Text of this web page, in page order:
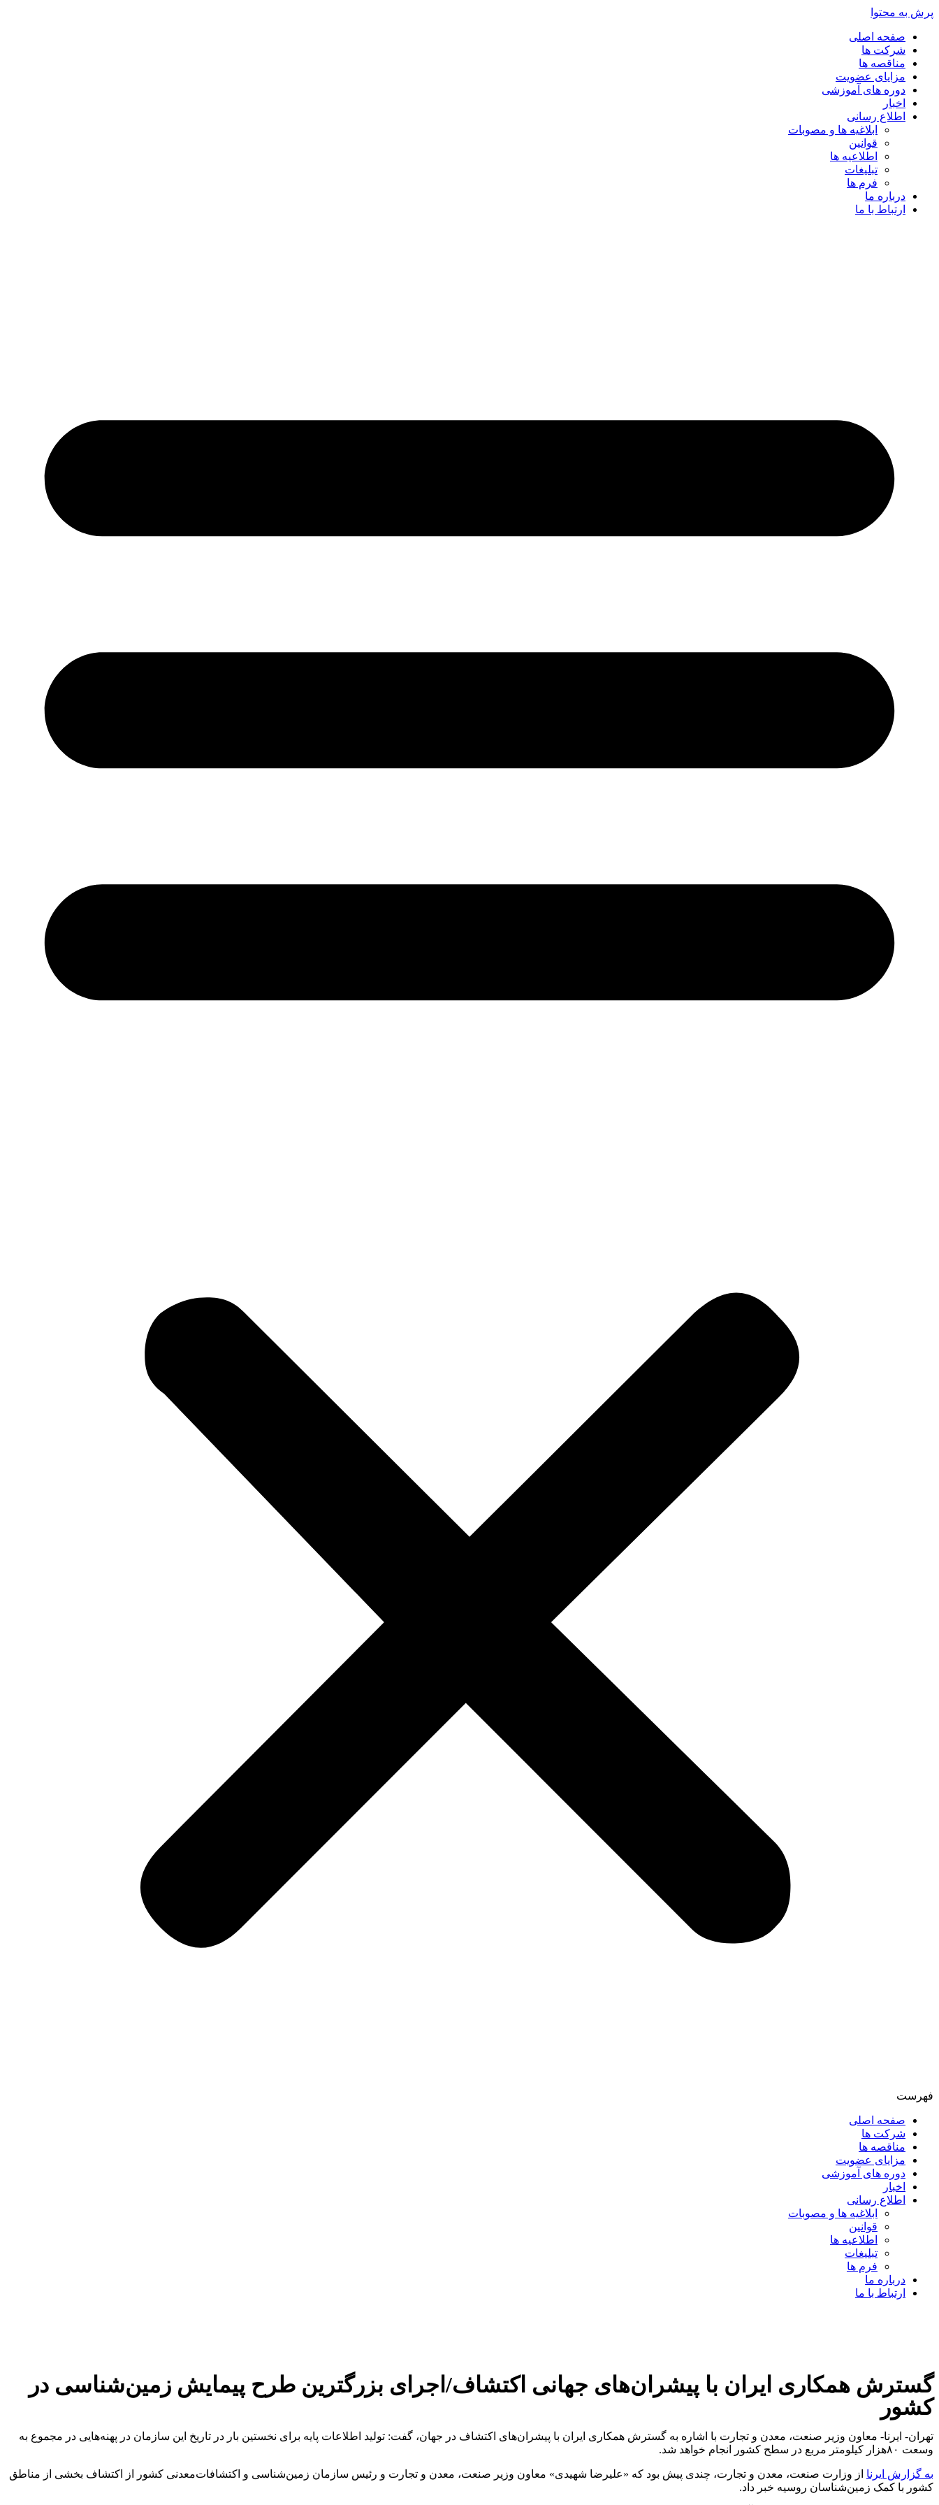
پرش به محتوا
صفحه اصلی
شرکت ها
مناقصه ها
مزایای عضویت
دوره های آموزشی
اخبار
اطلاع رسانی
ابلاغیه ها و مصوبات
قوانین
اطلاعیه ها
تبلیغات
فرم ها
درباره ما
ارتباط با ما
فهرست
صفحه اصلی
شرکت ها
مناقصه ها
مزایای عضویت
دوره های آموزشی
اخبار
اطلاع رسانی
ابلاغیه ها و مصوبات
قوانین
اطلاعیه ها
تبلیغات
فرم ها
درباره ما
ارتباط با ما
گسترش همکاری ایران با پیشران‌های جهانی اکتشاف/اجرای بزرگترین طرح پیمایش زمین‌شناسی در
کشور
تهران- ایرنا- معاون وزیر صنعت، معدن و تجارت با اشاره به گسترش همکاری ایران با پیشران‌های اکتشاف در جهان، گفت: تولید اطلاعات پایه برای نخستین بار در تاریخ این سازمان در پهنه‌هایی در مجموع به
وسعت ۸۰‌هزار کیلومتر مربع در سطح کشور انجام خواهد شد.
به گزارش ایرنا از وزارت صنعت، معدن و تجارت، چندی پیش بود که «علیرضا شهیدی» معاون وزیر صنعت، معدن و تجارت و رئیس سازمان زمین‌شناسی و اکتشافات‌معدنی کشور از اکتشاف بخشی از مناطق
کشور با کمک زمین‌شناسان روسیه خبر داد.